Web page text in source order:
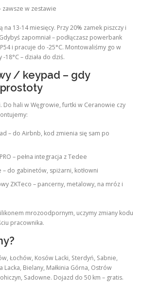
zawsze w zestawie
na 13-14 miesięcy. Przy 20% zamek piszczy i
zapomniał – podłączasz powerbank
i pracuje do -25°C. Montowaliśmy go w
18°C – działa do dziś.
/ keypad – gdy
Do hali w Węgrowie, furtki w Ceranowie czy
– do Airbnb, kod zmienia się sam po
– pełna integracja z Tedee
– do gabinetów, spiżarni, kotłowni
ZKTeco – pancerny, metalowy, na mróz i
mrozoodpornym, uczymy zmiany kodu
pracownika.
Łochów, Kosów Lacki, Sterdyń, Sabnie,
Lacka, Bielany, Małkinia Górna, Ostrów
Sadowne. Dojazd do 50 km – gratis.